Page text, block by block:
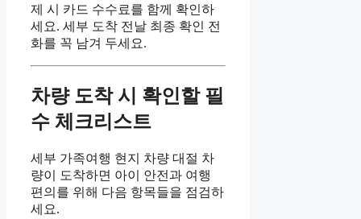
제 시 카드 수수료를 함께 확인하
세요. 세부 도착 전날 최종 확인 전
화를 꼭 남겨 두세요.
차량 도착 시 확인할 필
수 체크리스트
세부 가족여행 현지 차량 대절 차
량이 도착하면 아이 안전과 여행
편의를 위해 다음 항목들을 점검하
세요.